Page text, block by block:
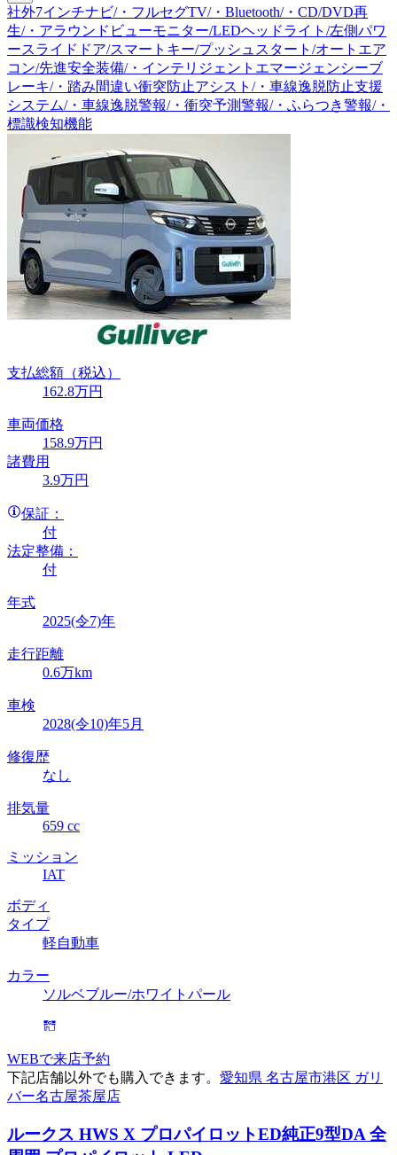
社外7インチナビ/・フルセグTV/・Bluetooth/・CD/DVD再
生/・アラウンドビューモニター/LEDヘッドライト/左側パワ
ースライドドア/スマートキー/プッシュスタート/オートエア
コン/先進安全装備/・インテリジェントエマージェンシーブ
レーキ/・踏み間違い衝突防止アシスト/・車線逸脱防止支援
システム/・車線逸脱警報/・衝突予測警報/・ふらつき警報/・
標識検知機能
支払総額 （税込）
162.8万円
車両価格
158.9万円
諸費用
3.9万円
保証：
付
法定整備：
付
年式
2025(令7)年
走行距離
0.6万km
車検
2028(令10)年5月
修復歴
なし
排気量
659 cc
ミッション
IAT
ボディ
タイプ
軽自動車
カラー
ソルベブルー/ホワイトパール
WEBで来店予約
下記店舗以外でも購入できます。 愛知県 名古屋市港区 ガリ
バー名古屋茶屋店
ルークス HWS X プロパイロットED純正9型DA 全